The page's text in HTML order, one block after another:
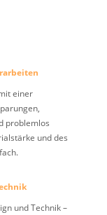
einer
problemlos
und des
und Technik –